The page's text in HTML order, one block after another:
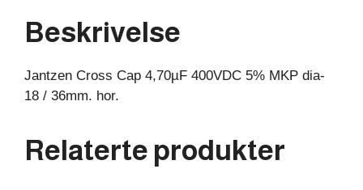
36mm.
antall
Beskrivelse
Jantzen Cross Cap 4,70µF 400VDC 5% MKP dia-
18 / 36mm. hor.
Relaterte produkter